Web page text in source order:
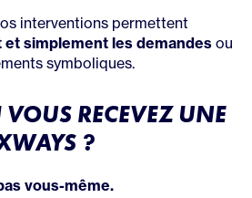
interventions permettent
et simplement les demandesou
symboliques.
VOUS RECEVEZ UNE
?
vous-même.